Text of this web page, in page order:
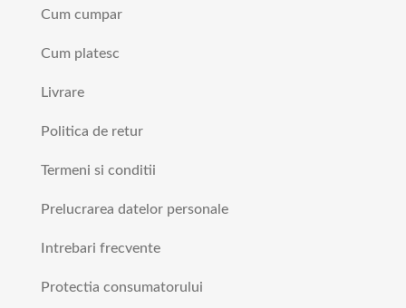
Cum cumpar
Cum platesc
Livrare
Politica de retur
Termeni si conditii
Prelucrarea datelor personale
Intrebari frecvente
Protectia consumatorului